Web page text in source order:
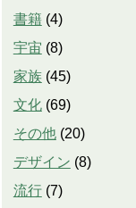
書籍 (4)
宇宙 (8)
家族 (45)
文化 (69)
その他 (20)
デザイン (8)
流行 (7)